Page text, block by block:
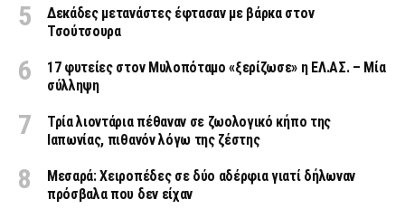
Δεκάδες μετανάστες έφτασαν με βάρκα στον
Τσούτσουρα
17 φυτείες στον Μυλοπόταμο «ξερίζωσε» η ΕΛ.ΑΣ. – Μία
σύλληψη
Τρία λιοντάρια πέθαναν σε ζωολογικό κήπο της
Ιαπωνίας, πιθανόν λόγω της ζέστης
Μεσαρά: Χειροπέδες σε δύο αδέρφια γιατί δήλωναν
πρόσβαλα που δεν είχαν